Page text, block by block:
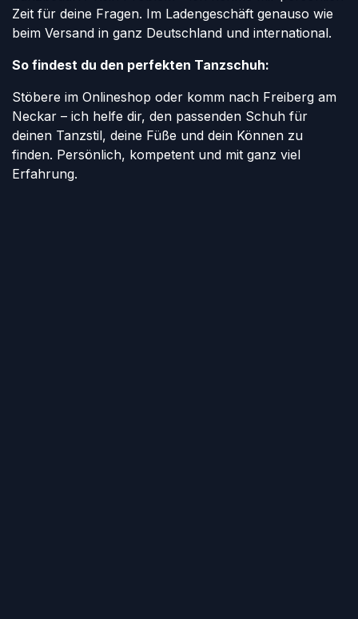
Zeit für deine Fragen. Im Ladengeschäft genauso wie
beim Versand in ganz Deutschland und international.
So findest du den perfekten Tanzschuh:
Stöbere im Onlineshop oder komm nach Freiberg am
Neckar – ich helfe dir, den passenden Schuh für
deinen Tanzstil, deine Füße und dein Können zu
finden. Persönlich, kompetent und mit ganz viel
Erfahrung.